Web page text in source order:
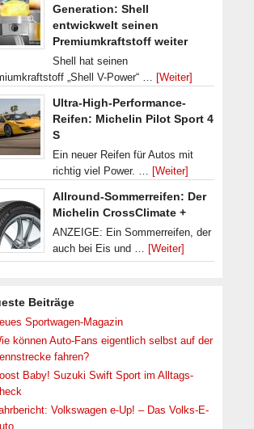
Generation: Shell
entwickwelt seinen
Premiumkraftstoff weiter
Shell hat seinen
„Shell V-Power“ … [Weiter]
Ultra-High-Performance-
Reifen: Michelin Pilot Sport 4
S
Ein neuer Reifen für Autos mit
richtig viel Power. … [Weiter]
Allround-Sommerreifen: Der
Michelin CrossClimate +
ANZEIGE: Ein Sommerreifen, der
auch bei Eis und … [Weiter]
Beiträge
Sportwagen-Magazin
können Auto-Fans eigentlich selbst auf der
fahren?
Baby! Suzuki Swift Sport im Alltags-
Volkswagen e-Up! – Das Volks-E-